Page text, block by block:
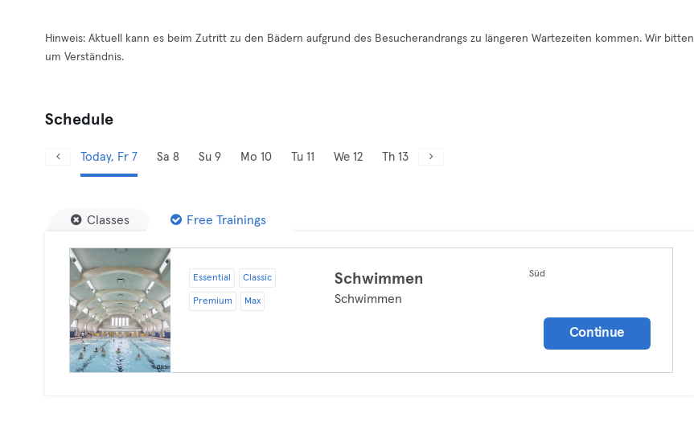
Hinweis: Aktuell kann es beim Zutritt zu den Bädern aufgrund des Besucherandrangs zu längeren Wartezeiten kommen. Wir bitten
um Verständnis.
Schedule
Today, Fr 7 Sa 8 Su 9 Mo 10 Tu 11 We 12 Th 13
Classes Free Trainings
Essential Classic
Premium Max
Schwimmen
Schwimmen
Süd
Continue